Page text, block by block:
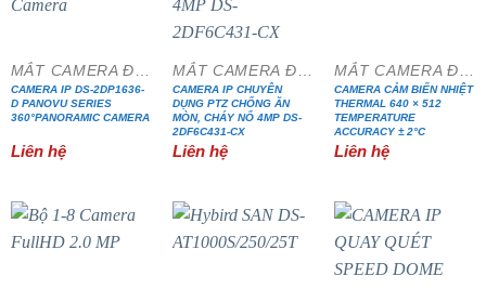
MẮT CAMERA ĐẶC CHỦNG
CAMERA IP DS-2DP1636-
D PANOVU SERIES
360°PANORAMIC CAMERA
Liên hệ
MẮT CAMERA ĐẶC CHỦNG
CAMERA IP CHUYÊN
DỤNG PTZ CHỐNG ĂN
MÒN, CHÁY NỔ 4MP DS-
2DF6C431-CX
Liên hệ
MẮT CAMERA ĐẶC CHỦNG
CAMERA CẢM BIẾN NHIỆT
THERMAL 640 × 512
TEMPERATURE
ACCURACY ± 2°C
Liên hệ